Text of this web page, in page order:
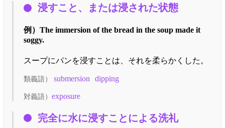
浸すこと、または浸された状態
例） The immersion of the bread in the soup made it
soggy.
スープにパンを浸すことは、それを柔らかくした。
類義語） submersion dipping
対義語） exposure
完全に水に浸すことによる洗礼